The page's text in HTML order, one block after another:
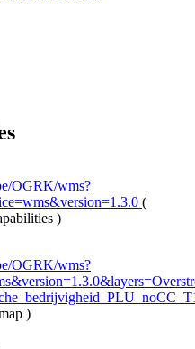
OGRK/wms?
(
)
OGRK/wms?
)